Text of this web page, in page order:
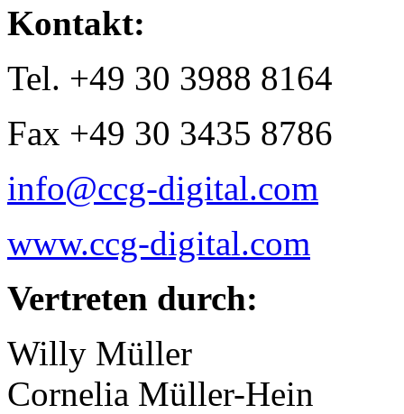
Kontakt:
Tel. +49 30 3988 8164
Fax +49 30 3435 8786
info@ccg-digital.com
www.ccg-digital.com
Vertreten durch:
Willy Müller
Cornelia Müller-Hein